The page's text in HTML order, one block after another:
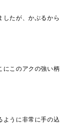
したが、かぶるから
にこのアクの強い柄
ように非常に手の込